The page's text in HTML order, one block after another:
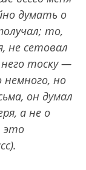
думать о
то,
не сетовал
него тоску —
немного, но
он думал
а не о
это